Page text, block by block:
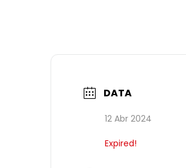
DATA
12 Abr 2024
Expired!